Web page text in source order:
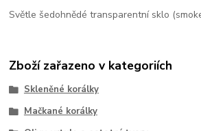
Světle šedohnědé transparentní sklo
Zboží zařazeno v kategoriích
Skleněné korálky
Mačkané korálky